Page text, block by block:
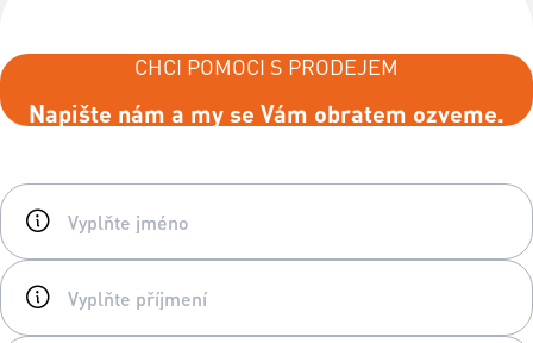
CHCI POMOCI S PRODEJEM
Napište nám a my se Vám obratem ozveme.